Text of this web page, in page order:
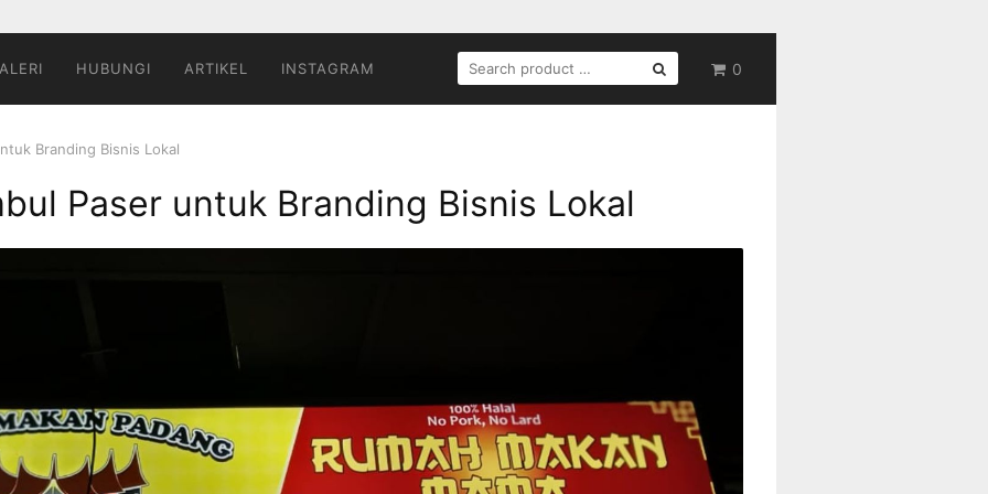
0
HUBUNGI ARTIKEL INSTAGRAM
SEARCH
FOR:
Branding Bisnis Lokal
Paser untuk Branding Bisnis Lokal